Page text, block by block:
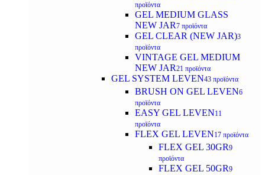
προϊόντα
GEL MEDIUM GLASS
NEW JAR7 προϊόντα
GEL CLEAR (NEW JAR)3
προϊόντα
VINTAGE GEL MEDIUM
NEW JAR21 προϊόντα
GEL SYSTEM LEVEN43 προϊόντα
BRUSH ON GEL LEVEN6
προϊόντα
EASY GEL LEVEN11
προϊόντα
FLEX GEL LEVEN17 προϊόντα
FLEX GEL 30GR9
προϊόντα
FLEX GEL 50GR9